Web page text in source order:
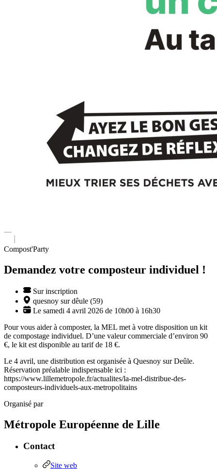
Compost'Party
Demandez votre composteur individuel !
Sur inscription
quesnoy sur dêule (59)
Le samedi 4 avril 2026 de 10h00 à 16h30
Pour vous aider à composter, la MEL met à votre disposition un kit
de compostage individuel. D’une valeur commerciale d’environ 90
€, le kit est disponible au tarif de 18 €.
Le 4 avril, une distribution est organisée à Quesnoy sur Deûle.
Réservation préalable indispensable ici :
https://www.lillemetropole.fr/actualites/la-mel-distribue-des-
composteurs-individuels-aux-metropolitains
Organisé par
Métropole Européenne de Lille
Contact
Site web